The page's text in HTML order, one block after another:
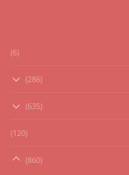
(6)
(286)
(635)
(120)
(860)